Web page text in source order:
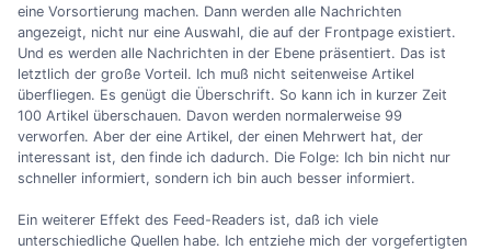
eine Vorsortierung machen. Dann werden alle Nachrichten
angezeigt, nicht nur eine Auswahl, die auf der Frontpage existiert.
Und es werden alle Nachrichten in der Ebene präsentiert. Das ist
letztlich der große Vorteil. Ich muß nicht seitenweise Artikel
überfliegen. Es genügt die Überschrift. So kann ich in kurzer Zeit
100 Artikel überschauen. Davon werden normalerweise 99
verworfen. Aber der eine Artikel, der einen Mehrwert hat, der
interessant ist, den finde ich dadurch. Die Folge: Ich bin nicht nur
schneller informiert, sondern ich bin auch besser informiert.
Ein weiterer Effekt des Feed-Readers ist, daß ich viele
unterschiedliche Quellen habe. Ich entziehe mich der vorgefertigten